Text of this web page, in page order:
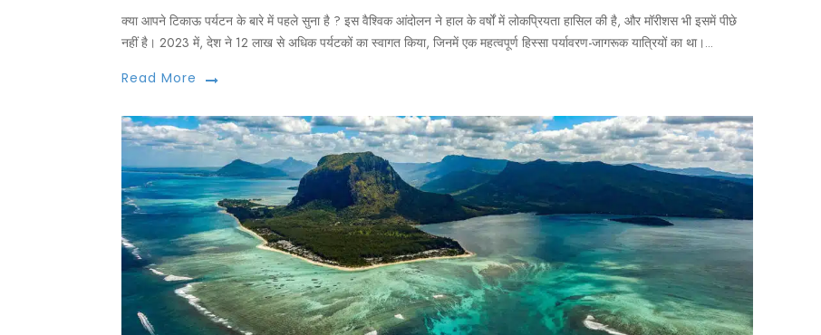
क्या आपने टिकाऊ पर्यटन के बारे में पहले सुना है ? इस वैश्विक आंदोलन ने हाल के वर्षों में लोकप्रियता हासिल की है, और मॉरीशस भी इसमें पीछे
नहीं है। 2023 में, देश ने 12 लाख से अधिक पर्यटकों का स्वागत किया, जिनमें एक महत्वपूर्ण हिस्सा पर्यावरण-जागरूक यात्रियों का था।...
Read More